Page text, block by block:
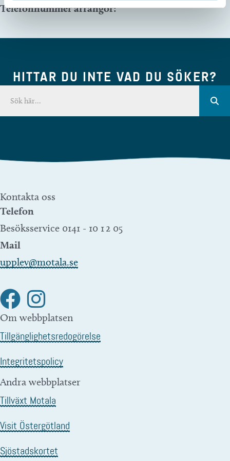
Telefonnummer arrangör:
HITTAR DU INTE VAD DU SÖKER?
Kontakta oss
Telefon
Besöksservice 0141 - 10 1 2 05
Mail
upplev@motala.se
Om webbplatsen
Tillgänglighetsredogörelse
Integritetspolicy
Andra webbplatser
Tillväxt Motala
Visit Östergötland
Sjöstadskortet